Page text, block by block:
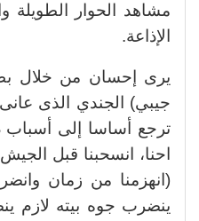
مشاهد الحوار الطويلة
الإذاعة.
يرى إحسان من خلال
ترجع أساسا إلى أسباب
احنا، انسحبنا قبل
(انهزمنا من زمان
ينضرب جوه بيته لازم